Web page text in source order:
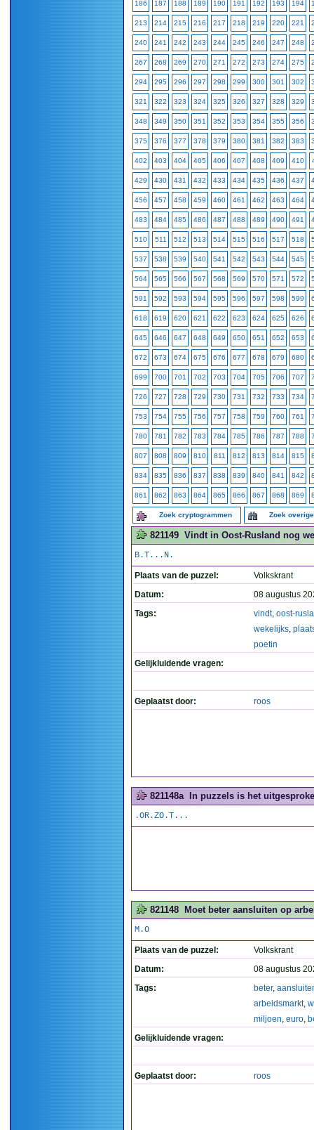
186 187 188 189 190 191 192 193 194
213 214 215 216 217 218 219 220 221
240 241 242 243 244 245 246 247 248
267 268 269 270 271 272 273 274 275
294 295 296 297 298 299 300 301 302
321 322 323 324 325 326 327 328 329
348 349 350 351 352 353 354 355 356
375 376 377 378 379 380 381 382 383
402 403 404 405 406 407 408 409 410
429 430 431 432 433 434 435 436 437
456 457 458 459 460 461 462 463 464
483 484 485 486 487 488 489 490 491
510 511 512 513 514 515 516 517 518
537 538 539 540 541 542 543 544 545
564 565 566 567 568 569 570 571 572
591 592 593 594 595 596 597 598 599
618 619 620 621 622 623 624 625 626
645 646 647 648 649 650 651 652 653
672 673 674 675 676 677 678 679 680
699 700 701 702 703 704 705 706 707
726 727 728 729 730 731 732 733 734
753 754 755 756 757 758 759 760 761
780 781 782 783 784 785 786 787 788
807 808 809 810 811 812 813 814 815
834 835 836 837 838 839 840 841 842
861 862 863 864 865 866 867 868 869
Zoek cryptogrammen Zoek
821149 Vindt in Oost-Rusland nog
B.T...N.
Plaats van de puzzel:
Volkskrant
Datum:
08 augustus
Tags:
vindt, oost-
wekelijks,
poetin
Gelijkluidende vragen:
Geplaatst door: roos
821148a In puzzels is het
.OR.ZO.T...
821148 Moet beter aansluiten op
M.O
Plaats van de puzzel:
Volkskrant
Datum:
08 augustus
Tags:
beter,
arbeidsmarkt,
miljoen, euro,
Gelijkluidende vragen:
Geplaatst door: roos